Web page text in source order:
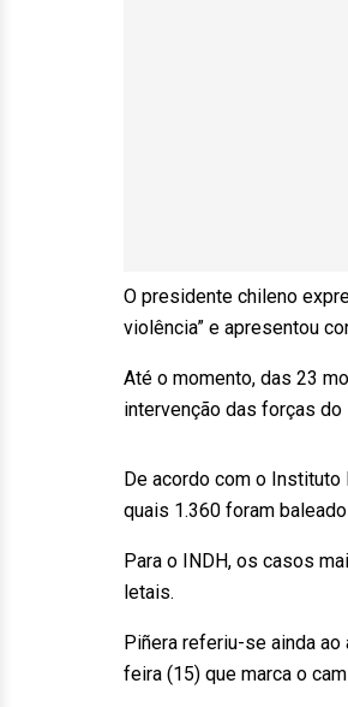
O presidente chileno
violência” e apresentou
Até o momento, das 23
intervenção das forças
De acordo com o
quais 1.360 foram
Para o INDH, os casos
letais.
Piñera referiu-se ainda ao
feira (15) que marca o